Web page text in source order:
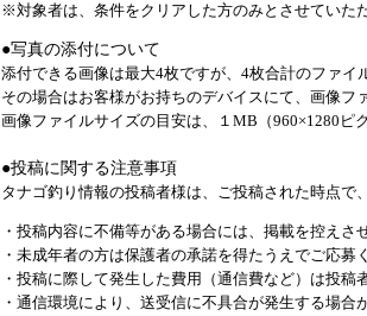
※対象者は、条件をクリアした方のみとさせていた
●写真の添付について
添付できる画像は最大4枚ですが、4枚合計のファ
その場合はお客様がお持ちのデバイスにて、画像
画像ファイルサイズの目安は、１MB（960×1280ピ
●投稿に関する注意事項
タナゴ釣り情報の投稿者様は、ご投稿された時点で
・投稿内容に不備等がある場合には、掲載を控えさ
・未成年者の方は保護者の承諾を得たうえでご応募
・投稿に際して発生した費用（通信費など）は投稿
・通信環境により、送受信に不具合が発生する場合